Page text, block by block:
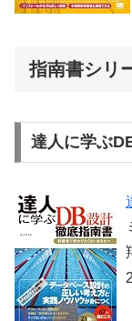
指南書シリ
達人に学ぶ